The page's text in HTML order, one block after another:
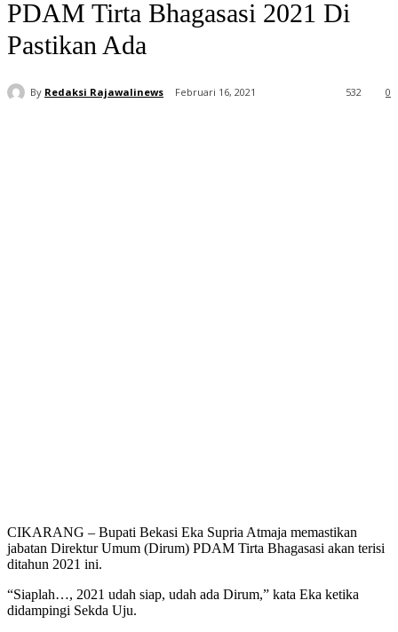
PDAM Tirta Bhagasasi 2021 Di
Pastikan Ada
By Redaksi Rajawalinews Februari 16, 2021 0
532
CIKARANG – Bupati Bekasi Eka Supria Atmaja memastikan
jabatan Direktur Umum (Dirum) PDAM Tirta Bhagasasi akan terisi
ditahun 2021 ini.
“Siaplah…, 2021 udah siap, udah ada Dirum,” kata Eka ketika
didampingi Sekda Uju.